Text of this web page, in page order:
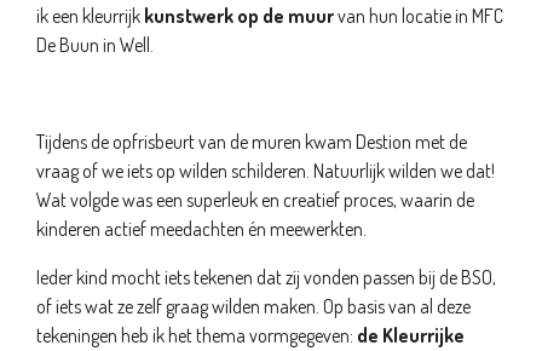
ik een kleurrijk kunstwerk op de muurvan hun locatie in MFC
De Buun in Well.
Tijdens de opfrisbeurt van de muren kwam Destion met de
vraag of we iets op wilden schilderen. Natuurlijk wilden we dat!
Wat volgde was een superleuk en creatief proces, waarin de
kinderen actief meedachten én meewerkten.
Ieder kind mocht iets tekenen dat zij vonden passen bij de BSO,
of iets wat ze zelf graag wilden maken. Op basis van al deze
tekeningen heb ik het thema vormgegeven: de Kleurrijke